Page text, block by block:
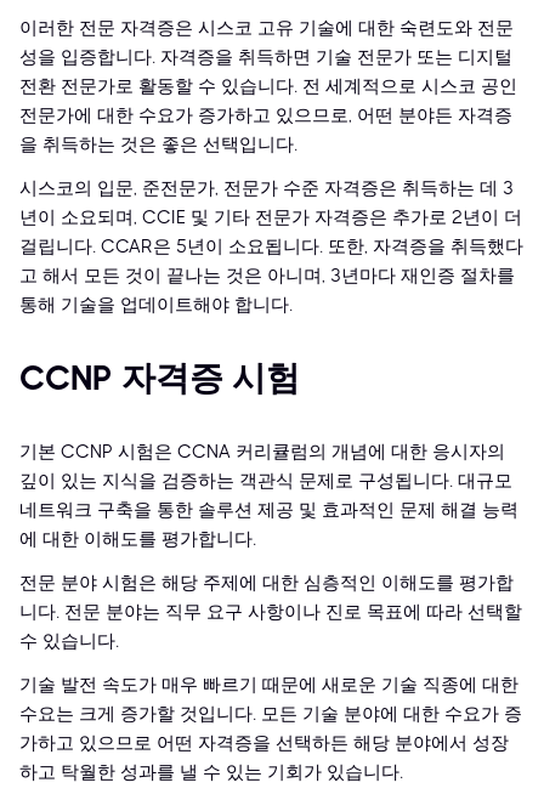
이러한 전문 자격증은 시스코 고유 기술에 대한 숙련도와 전문
성을 입증합니다. 자격증을 취득하면 기술 전문가 또는 디지털
전환 전문가로 활동할 수 있습니다. 전 세계적으로 시스코 공인
전문가에 대한 수요가 증가하고 있으므로, 어떤 분야든 자격증
을 취득하는 것은 좋은 선택입니다.
시스코의 입문, 준전문가, 전문가 수준 자격증은 취득하는 데 3
년이 소요되며, CCIE 및 기타 전문가 자격증은 추가로 2년이 더
걸립니다. CCAR은 5년이 소요됩니다. 또한, 자격증을 취득했다
고 해서 모든 것이 끝나는 것은 아니며, 3년마다 재인증 절차를
통해 기술을 업데이트해야 합니다.
CCNP 자격증 시험
기본 CCNP 시험은 CCNA 커리큘럼의 개념에 대한 응시자의
깊이 있는 지식을 검증하는 객관식 문제로 구성됩니다. 대규모
네트워크 구축을 통한 솔루션 제공 및 효과적인 문제 해결 능력
에 대한 이해도를 평가합니다.
전문 분야 시험은 해당 주제에 대한 심층적인 이해도를 평가합
니다. 전문 분야는 직무 요구 사항이나 진로 목표에 따라 선택할
수 있습니다.
기술 발전 속도가 매우 빠르기 때문에 새로운 기술 직종에 대한
수요는 크게 증가할 것입니다. 모든 기술 분야에 대한 수요가 증
가하고 있으므로 어떤 자격증을 선택하든 해당 분야에서 성장
하고 탁월한 성과를 낼 수 있는 기회가 있습니다.